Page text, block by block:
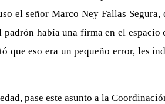
el señor Marco Ney Fallas
padrón había una firma en el
que eso era un pequeño error, les
pase este asunto a la